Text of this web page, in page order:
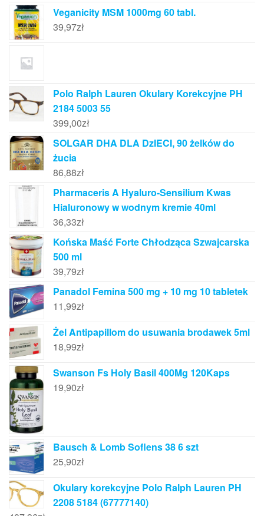
Veganicity MSM 1000mg 60 tabl.
39,97zł
Polo Ralph Lauren Okulary Korekcyjne PH
2184 5003 55
399,00zł
SOLGAR DHA DLA DzIECI, 90 żelków do
żucia
86,88zł
Pharmaceris A Hyaluro-Sensilium Kwas
Hialuronowy w wodnym kremie 40ml
36,33zł
Końska Maść Forte Chłodząca Szwajcarska
500 ml
39,79zł
Panadol Femina 500 mg + 10 mg 10 tabletek
11,99zł
Żel Antipapillom do usuwania brodawek 5ml
18,99zł
Swanson Fs Holy Basil 400Mg 120Kaps
19,90zł
Bausch & Lomb Soflens 38 6 szt
25,90zł
Okulary korekcyjne Polo Ralph Lauren PH
2208 5184 (67777140)